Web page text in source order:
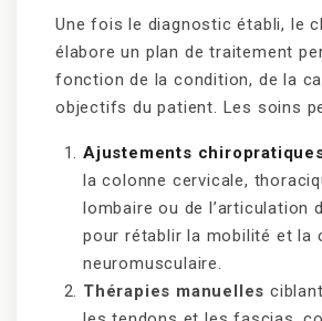
Une fois le diagnostic établi, le
élabore un plan de traitement
fonction de la condition, de la
objectifs du patient. Les soins
Ajustements
la colonne cervicale,
lombaire ou de l’articulation
pour rétablir la mobilité et la
neuromusculaire.
Thérapies manuelles